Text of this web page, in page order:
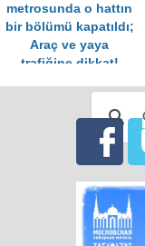
metrosunda o hattın
bir bölümü kapatıldı;
Araç ve yaya
trafiğine dikkat!